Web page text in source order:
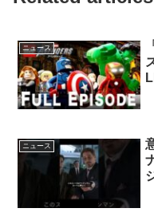
ニュース
ニュース